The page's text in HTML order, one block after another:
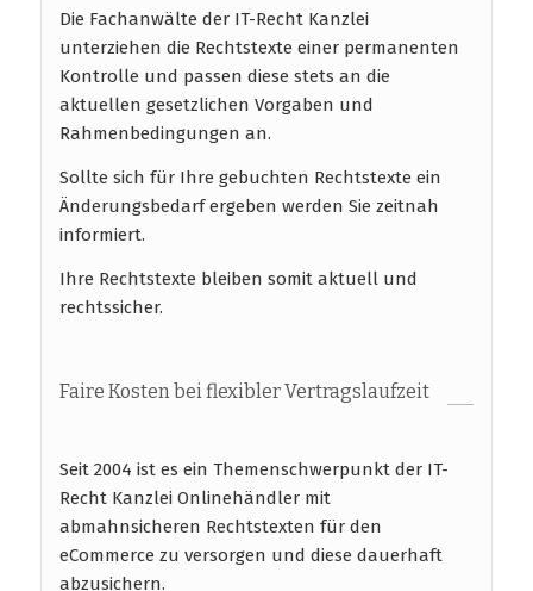
Die Fachanwälte der IT-Recht Kanzlei
unterziehen die Rechtstexte einer permanenten
Kontrolle und passen diese stets an die
aktuellen gesetzlichen Vorgaben und
Rahmenbedingungen an.
Sollte sich für Ihre gebuchten Rechtstexte ein
Änderungsbedarf ergeben werden Sie zeitnah
informiert.
Ihre Rechtstexte bleiben somit aktuell und
rechtssicher.
Faire Kosten bei flexibler Vertragslaufzeit
Seit 2004 ist es ein Themenschwerpunkt der IT-
Recht Kanzlei Onlinehändler mit
abmahnsicheren Rechtstexten für den
eCommerce zu versorgen und diese dauerhaft
abzusichern.